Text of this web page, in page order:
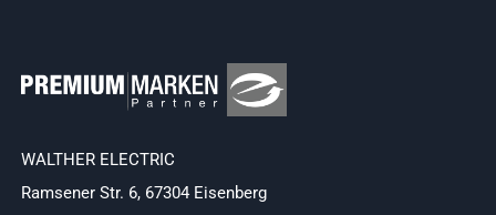
WALTHER ELECTRIC
Ramsener Str. 6, 67304 Eisenberg